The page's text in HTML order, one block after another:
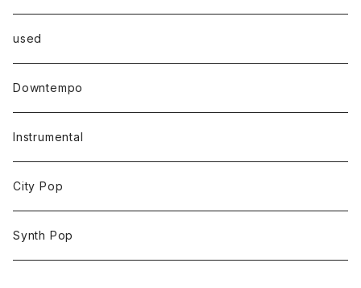
used
Downtempo
Instrumental
City Pop
Synth Pop